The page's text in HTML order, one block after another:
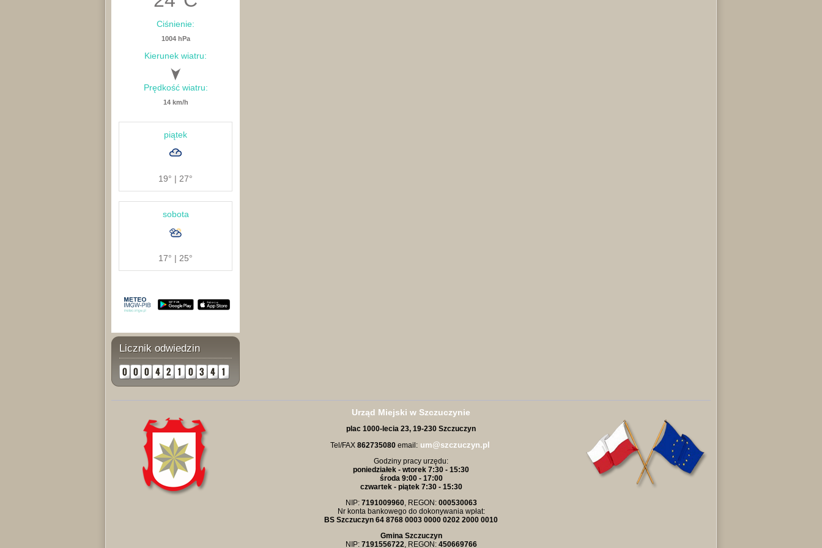
Ciśnienie:
1004 hPa
Kierunek wiatru:
Prędkość wiatru:
14 km/h
piątek
19° | 27°
sobota
17° | 25°
Licznik odwiedzin
Urząd Miejski w Szczuczynie
plac 1000- lecia 23, 19-230 Szczuczyn
Tel/FAX 862735080email: um@szczuczyn.pl
Godziny pracy urzędu:
poniedziałek - wtorek 7:30 - 15:30
środa 9:00 - 17:00
czwartek - piątek 7:30 - 15:30
NIP: 7191009960, REGON: 000530063
Nr konta bankowego do dokonywania wpłat:
BS Szczuczyn 64 8768 0003 0000 0202 2000 0010
Gmina Szczuczyn
NIP: 7191556722, REGON: 450669766